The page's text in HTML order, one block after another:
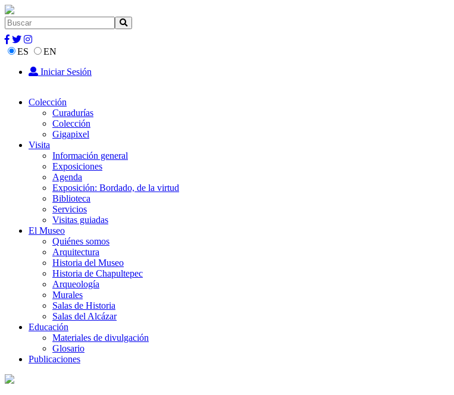
ES
EN
Iniciar Sesión
Colección
Curadurías
Colección
Gigapixel
Visita
Información general
Exposiciones
Agenda
Exposición: Bordado, de la virtud
Biblioteca
Servicios
Visitas guiadas
El Museo
Quiénes somos
Arquitectura
Historia del Museo
Historia de Chapultepec
Arqueología
Murales
Salas de Historia
Salas del Alcázar
Educación
Materiales de divulgación
Glosario
Publicaciones